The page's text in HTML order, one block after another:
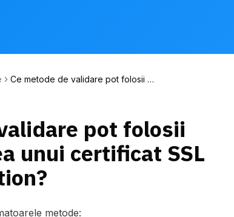
Ce metode de validare pot folosii p
pot folosii
unui certificat SSL
metode: